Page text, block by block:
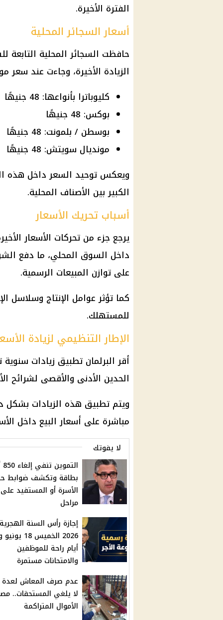
الفترة الأخيرة.
أسعار السجائر المحلية
حافظت السجائر المحلية التابعة
الزيادة الأخيرة، وجاءت عند سعر
كليوباترا بأنواعها: 48 جنيهًا
بوكس: 48 جنيهًا
بوسطن / بلمونت: 48 جنيهًا
مونديال سويتش: 48 جنيهًا
ويعكس توحيد السعر داخل هذه
الكبير بين الأصناف المحلية.
أسباب تحريك الأسعار
يرجع جزء من تحركات الأسعار
داخل السوق المحلي، ما دفع
على توازن المبيعات الرسمية.
كما تؤثر عوامل الإنتاج وسلاسل
للمستهلك.
الإطار التنظيمي لزيادة
الحدين الأدنى والأقصى لشرائح
ويتم تطبيق هذه الزيادات
مباشرة على أسعار البيع داخل
لا يفوتك
بطاقة وتكشف ضوابط
الأسرة أو المستفيد على
مراحل
إجازة رأس السنة الهجرية
أيام راحة للموظفين
والامتحانات مستمرة
عدم صرف المعاش
لا يلغي المستحقات..
الأموال المتراكمة